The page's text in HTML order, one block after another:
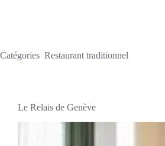
Catégories Restaurant traditionnel
Le Relais de Genève